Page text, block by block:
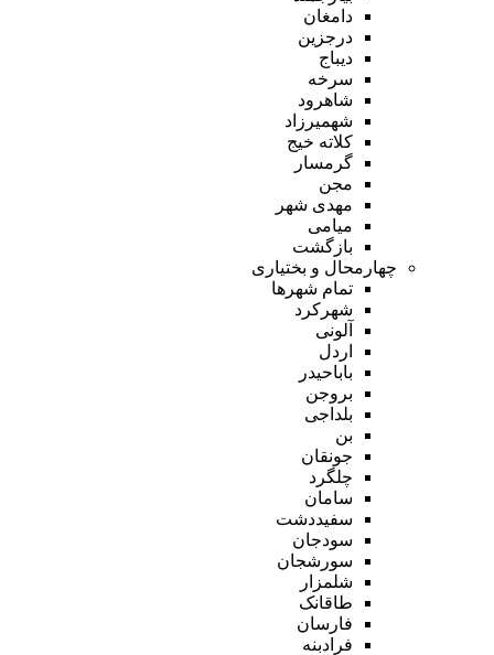
دامغان
درجزین
دیباج
سرخه
شاهرود
شهمیرزاد
کلاته خیج
گرمسار
مجن
مهدی شهر
میامی
بازگشت
چهارمحال و بختیاری
تمام شهر‌ها
شهرکرد
آلونی
اردل
باباحیدر
بروجن
بلداجی
بن
جونقان
چلگرد
سامان
سفیددشت
سودجان
سورشجان
شلمزار
طاقانک
فارسان
فرادبنه